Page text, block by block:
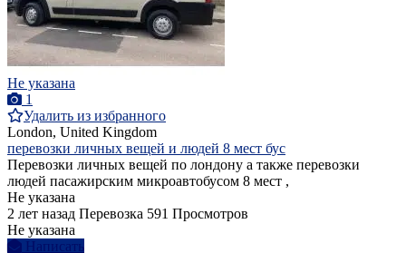
Не указана
1
Удалить из избранного
London, United Kingdom
перевозки личных вещей и людей 8 мест бус
Перевозки личных вещей по лондону а также перевозки
людей пасажирским микроавтобусом 8 мест ,
Не указана
2 лет назад Перевозка 591 Просмотров
Не указана
Написать